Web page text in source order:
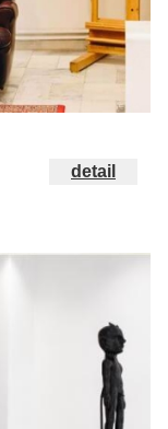
detail